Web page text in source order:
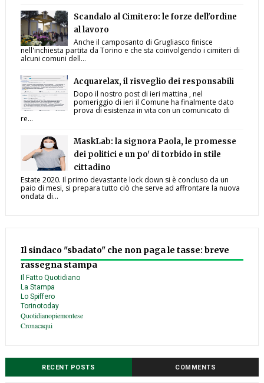
Scandalo al Cimitero: le forze dell'ordine
al lavoro
Anche il camposanto di Grugliasco finisce
nell'inchiesta partita da Torino e che sta coinvolgendo i cimiteri di
alcuni comuni dell...
Acquarelax, il risveglio dei responsabili
Dopo il nostro post di ieri mattina , nel
pomeriggio di ieri il Comune ha finalmente dato
prova di esistenza in vita con un comunicato di
re...
MaskLab: la signora Paola, le promesse
dei politici e un po' di torbido in stile
cittadino
Estate 2020. Il primo devastante lock down si è concluso da un
paio di mesi, si prepara tutto ciò che serve ad affrontare la nuova
ondata di...
Il sindaco "sbadato" che non paga le tasse: breve
rassegna stampa
Il Fatto Quotidiano
La Stampa
Lo Spiffero
Torinotoday
Quotidianopiemontese
Cronacaqui
RECENT POSTS COMMENTS